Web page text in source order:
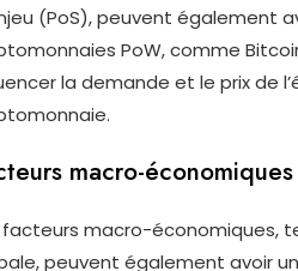
(PoS), peuvent également
PoW, comme
la demande et le prix de
macro-économiques
facteurs macro-économiques,
peuvent également avoir